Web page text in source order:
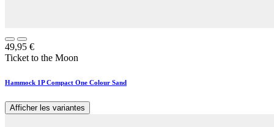
49,95 €
Ticket to the Moon
Hammock 1P Compact One Colour Sand
Afficher les variantes